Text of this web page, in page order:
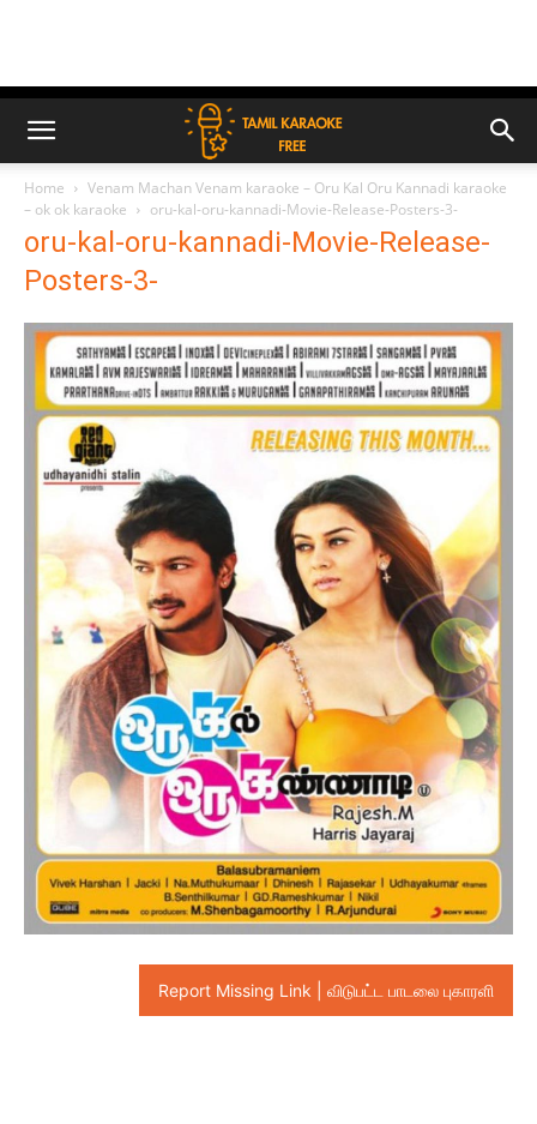
Home
Venam Machan Venam karaoke – Oru Kal Oru Kannadi karaoke
– ok ok karaoke
oru-kal-oru-kannadi-Movie-Release-Posters-3-
oru-kal-oru-kannadi-Movie-Release-
Posters-3-
Report Missing Link | விடுபட்ட பாடலை புகாரளி